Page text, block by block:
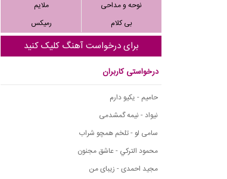
نوحه و مداحی
ملایم
بی کلام
رمیکس
برای درخواست آهنگ کلیک کنید
درخواستی کاربران
حامیم - یکیو دارم
نیواد - نیمه گمشدمی
سامی لو - تلخم همچو شراب
محمود التركي - عاشق مجنون
مجید احمدی - زیبای من